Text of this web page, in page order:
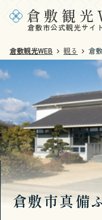
倉敷観
倉敷市公式観光サイト
倉敷観光WEB 観る 倉
倉敷市真備